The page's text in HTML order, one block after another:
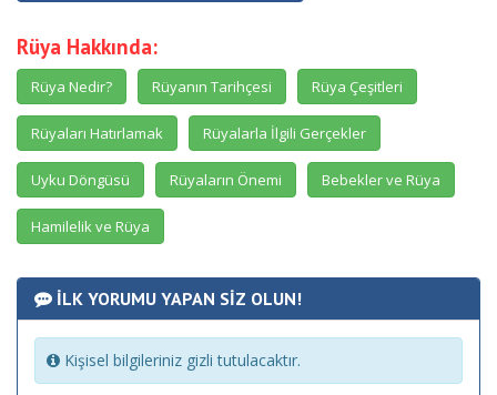
Rüya Hakkında:
Rüya Nedir? Rüyanın Tarihçesi Rüya Çeşitleri
Rüyaları Hatırlamak Rüyalarla İlgili Gerçekler
Uyku Döngüsü Rüyaların Önemi Bebekler ve Rüya
Hamilelik ve Rüya
İLK YORUMU YAPAN SİZ OLUN!
Kişisel bilgileriniz gizli tutulacaktır.